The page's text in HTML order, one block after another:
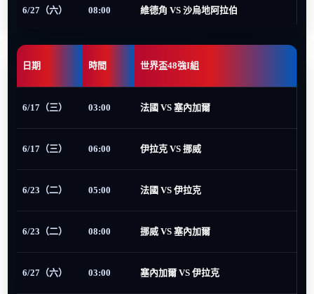
6/27（六） 08:00 維德角 VS 沙烏地阿拉伯
日期 時間 世界盃48強I組
6/17（三） 03:00 法國 VS 塞內加爾
6/17（三） 06:00 伊拉克 VS 挪威
6/23（二） 05:00 法國 VS 伊拉克
6/23（二） 08:00 挪威 VS 塞內加爾
6/27（六） 03:00 塞內加爾 VS 伊拉克